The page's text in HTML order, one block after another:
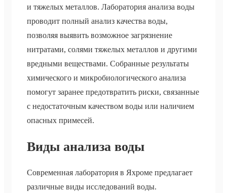
и тяжелых металлов. Лаборатория анализа воды
проводит полный анализ качества воды,
позволяя выявить возможное загрязнение
нитратами, солями тяжелых металлов и другими
вредными веществами. Собранные результаты
химического и микробиологического анализа
помогут заранее предотвратить риски, связанные
с недостаточным качеством воды или наличием
опасных примесей.
Виды анализа воды
Современная лаборатория в Яхроме предлагает
различные виды исследований воды.